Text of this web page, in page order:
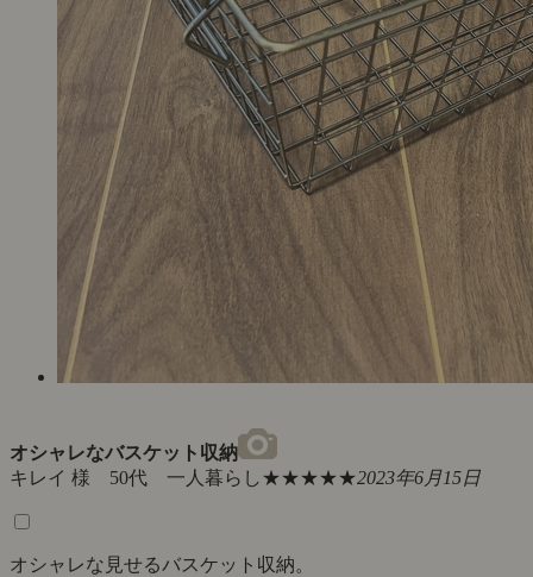
オシャレなバスケット収納
キレイ 様 50代 一人暮らし★★★★★2023年6月15日
オシャレな見せるバスケット収納。